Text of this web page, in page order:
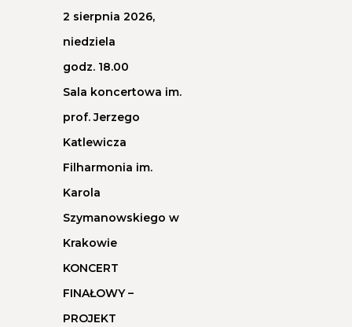
2 sierpnia 2026,
niedziela
godz. 18.00
Sala koncertowa im.
prof. Jerzego
Katlewicza
Filharmonia im.
Karola
Szymanowskiego w
Krakowie
KONCERT
FINAŁOWY –
PROJEKT